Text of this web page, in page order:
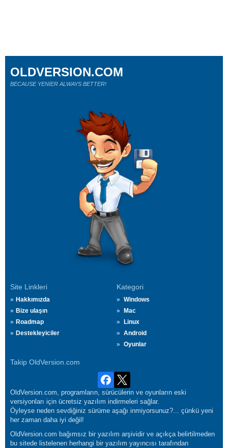
Site Linkleri
Hakkımızda
Bize ulaşın
Roadmap
Destekleyiciler
Kategori
Windows
Mac
Linux
Android
Oyunlar
Takip OldVersion.com
OLDVERSION.COM
BECAUSE YENİER ALWAYS BETTER!
OldVersion.com, programların, sürücülerin ve oyunların eski
versiyonları için ücretsiz yazılım indirmeleri sağlar.
Öyleyse neden sevdiğiniz sürüme aşağı inmiyorsunuz?... çünkü yeni
her zaman daha iyi değil!
OldVersion.com bağımsız bir yazılım arşividir ve açıkça belirtilmeden
bu sitede listelenen herhangi bir yazılım yayıncısı tarafından